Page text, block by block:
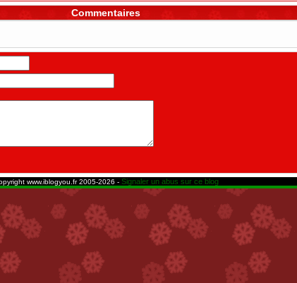
Commentaires
www.iblogyou.fr 2005-2026 - Signaler un abus sur ce blog